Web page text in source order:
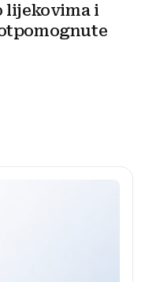
lijekovima i